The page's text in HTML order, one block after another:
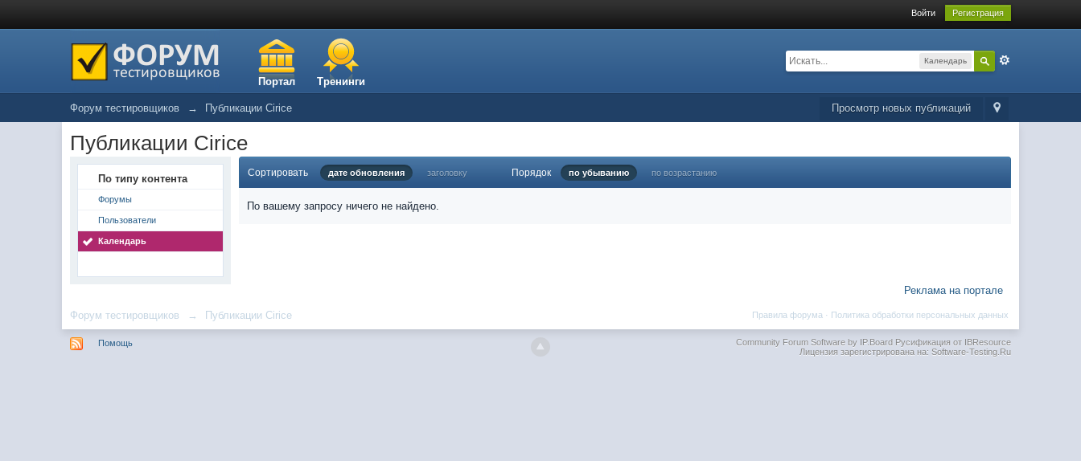
Войти Регистрация
Портал Тренинги
Календарь
Просмотр новых публикаций
Форум тестировщиков → Публикации Cirice
Публикации Cirice
По типу контента
Форумы
Пользователи
Календарь
Сортировать дате обновления заголовку Порядок по убыванию по возрастанию
По вашему запросу ничего не найдено.
Реклама на портале
Форум тестировщиков → Публикации Cirice Политика обработки персональных данных
Правила форума ·
Помощь Community Forum Software by IP.BoardРусификация от IBResource
Лицензия зарегистрирована на: Software-Testing.Ru